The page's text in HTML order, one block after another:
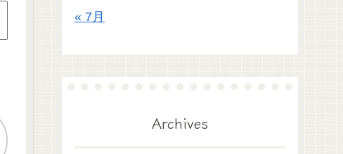
« 7月
Archives